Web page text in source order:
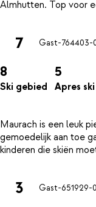
7 Gast-764403-
8
Ski gebied
5
Apres ski
Maurach is een leuk
gemoedelijk aan toe
3 Gast-651929-